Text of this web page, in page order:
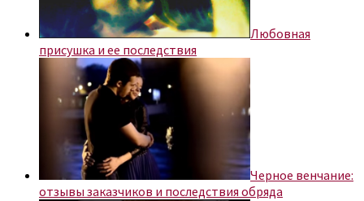
Любовная
присушка и ее последствия
Черное венчание:
отзывы заказчиков и последствия обряда